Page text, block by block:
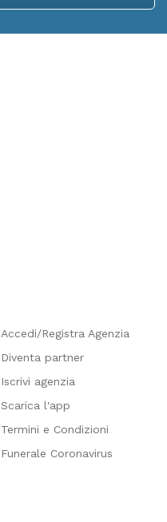
Accedi/Registra Agenzia
Diventa partner
Iscrivi agenzia
Scarica l'app
Termini e Condizioni
Funerale Coronavirus